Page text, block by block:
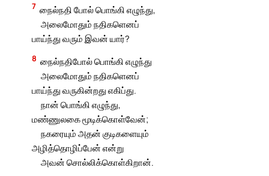
7 நைல்நதி போல் பொங்கி எழுந்து,
அலைமோதும் நதிகளெனப்
பாய்ந்து வரும் இவன் யார்?
8 நைல்நதிபோல் பொங்கி எழுந்து
அலைமோதும் நதிகளெனப்
பாய்ந்து வருகின்றது எகிப்து.
நான் பொங்கி எழுந்து,
மண்ணுலகை மூடிக்கொள்வேன்;
நகரையும் அதன் குடிகளையும்
அழித்தொழிப்பேன் என்று
அவன் சொல்லிக்கொள்கிறான்.